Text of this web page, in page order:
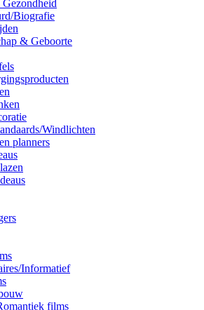
Biografie
& Geboorte
Windlichten
planners
Informatief
films